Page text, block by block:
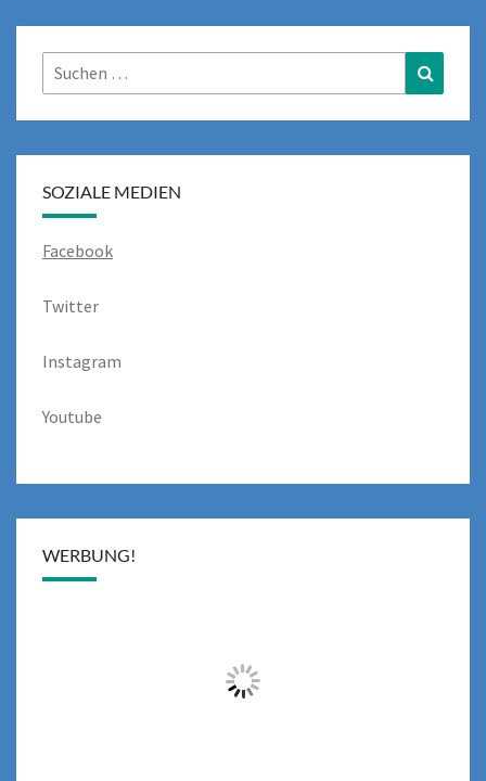
Suchen
nach:
SOZIALE MEDIEN
Facebook
Twitter
Instagram
Youtube
WERBUNG!